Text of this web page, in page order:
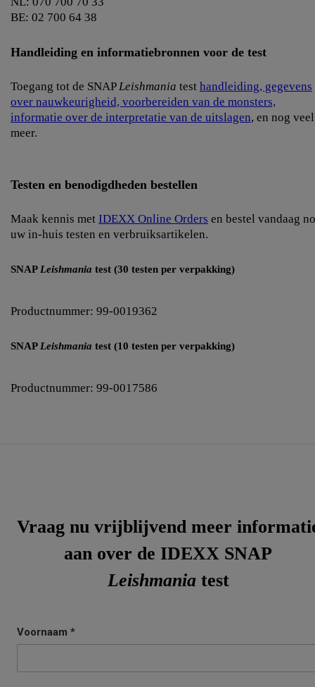
BE: 02 700 64 38
Handleiding en informatiebronnen voor de test
Toegang tot de SNAPLeishmania test handleiding, gegevens
over nauwkeurigheid, voorbereiden van de monsters,
informatie over de interpretatie van de uitslagen, en nog veel
meer.
Testen en benodigdheden bestellen
Maak kennis met IDEXX Online Orders en bestel vandaag
uw in-huis testen en verbruiksartikelen.
SNAP Leishmania test (30 testen per verpakking)
Productnummer: 99-0019362
SNAP Leishmania test (10 testen per verpakking)
Productnummer: 99-0017586
Vraag nu vrijblijvend meer
aan over de IDEXX SNAP
Leishmania test